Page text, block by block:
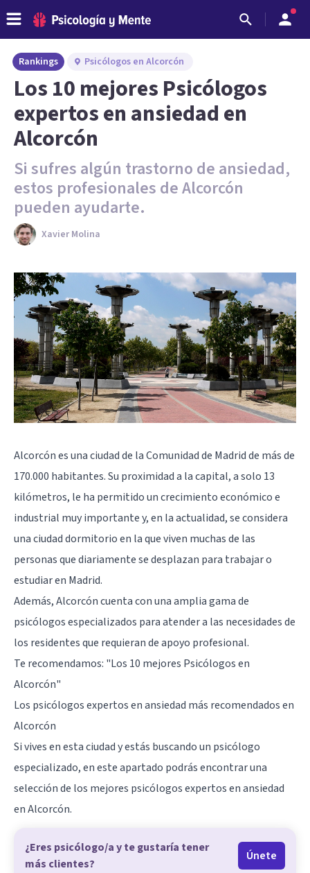
Rankings Psicólogos en Alcorcón
Los 10 mejores Psicólogos
expertos en ansiedad en
Alcorcón
Si sufres algún trastorno de ansiedad,
estos profesionales de Alcorcón
pueden ayudarte.
Xavier Molina
Alcorcón es una ciudad de la Comunidad de Madrid de más de
170.000 habitantes. Su proximidad a la capital, a solo 13
kilómetros, le ha permitido un crecimiento económico e
industrial muy importante y, en la actualidad, se considera
una ciudad dormitorio en la que viven muchas de las
personas que diariamente se desplazan para trabajar o
estudiar en Madrid.
Además, Alcorcón cuenta con una amplia gama de
psicólogos especializados para atender a las necesidades de
los residentes que requieran de apoyo profesional.
Te recomendamos: "Los 10 mejores Psicólogos en
Alcorcón"
Los psicólogos expertos en ansiedad más recomendados en
Alcorcón
Si vives en esta ciudad y estás buscando un psicólogo
especializado, en este apartado podrás encontrar una
selección de los mejores psicólogos expertos en ansiedad
en Alcorcón.
¿Eres psicólogo/a y te gustaría tener
más clientes?
Únete